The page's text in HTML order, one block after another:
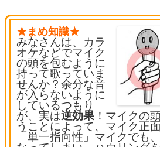
★まめ知識★
みなさんは、カラ
オケなどでマイク
の頭を包むように
持って歌っていま
せんか？余分な音
が入らないように
しているつもり
が、実は逆効果 ！マイクの
うことによって、マイク正
「単一指向性」マイクでも